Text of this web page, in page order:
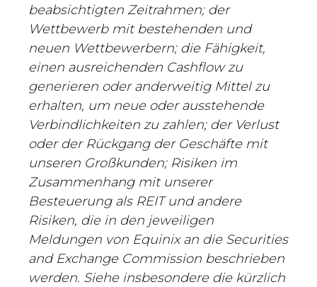
beabsichtigten Zeitrahmen; der
Wettbewerb mit bestehenden und
neuen Wettbewerbern; die Fähigkeit,
einen ausreichenden Cashflow zu
generieren oder anderweitig Mittel zu
erhalten, um neue oder ausstehende
Verbindlichkeiten zu zahlen; der Verlust
oder der Rückgang der Geschäfte mit
unseren Großkunden; Risiken im
Zusammenhang mit unserer
Besteuerung als REIT und andere
Risiken, die in den jeweiligen
Meldungen von Equinix an die Securities
and Exchange Commission beschrieben
werden. Siehe insbesondere die kürzlich